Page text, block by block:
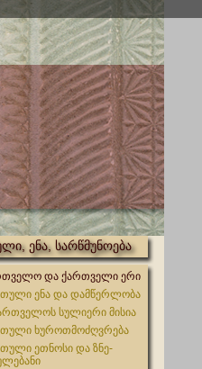
ენა, სარწმუნოება
და ქართველი ერი
ენა და დამწერლობა
სულიერი მისია
ხუროთმოძღვრება
ეთნოსი და ზნე-